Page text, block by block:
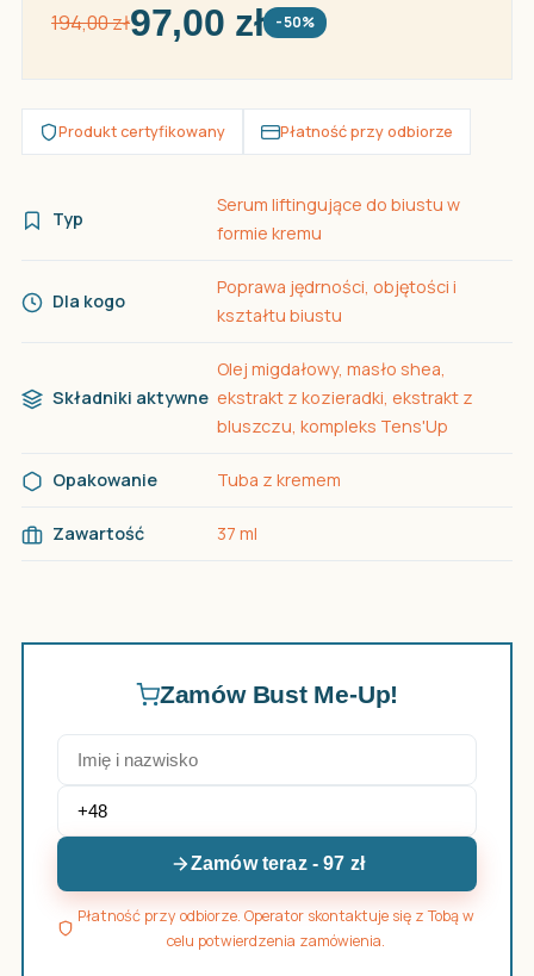
194,00 zł97,00 zł -50%
Produkt certyfikowany Płatność przy odbiorze
Typ
Serum liftingujące do biustu w
formie kremu
Dla kogo
Poprawa jędrności, objętości i
kształtu biustu
Składniki aktywne
Olej migdałowy, masło shea,
ekstrakt z kozieradki, ekstrakt z
bluszczu, kompleks Tens'Up
Opakowanie Tuba z kremem
Zawartość 37 ml
Zamów Bust Me-Up!
Zamów teraz - 97 zł
Płatność przy odbiorze. Operator skontaktuje się z Tobą w
celu potwierdzenia zamówienia.